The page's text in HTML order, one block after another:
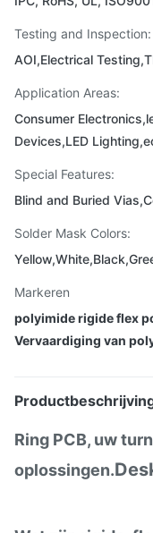
Testing and Inspection:
AOI,Electrical
Application Areas:
Consumer
Devices,LED
Special Features:
Blind and Buried
Solder Mask Colors:
Markeren
polyimide rigide flex
Vervaardiging van
Ring PCB, uw
oplossingen.